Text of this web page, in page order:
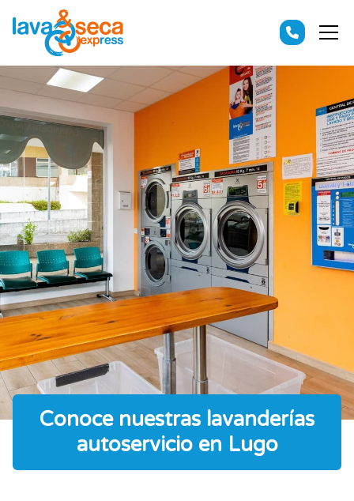
Conoce nuestras lavanderías
autoservicio en Lugo